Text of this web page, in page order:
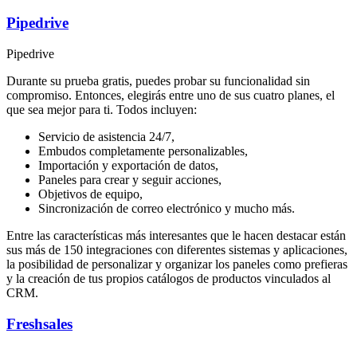
Pipedrive
Pipedrive
Durante su prueba gratis, puedes probar su funcionalidad sin
compromiso. Entonces, elegirás entre uno de sus cuatro planes, el
que sea mejor para ti. Todos incluyen:
Servicio de asistencia 24/7,
Embudos completamente personalizables,
Importación y exportación de datos,
Paneles para crear y seguir acciones,
Objetivos de equipo,
Sincronización de correo electrónico y mucho más.
Entre las características más interesantes que le hacen destacar están
sus más de 150 integraciones con diferentes sistemas y aplicaciones,
la posibilidad de personalizar y organizar los paneles como prefieras
y la creación de tus propios catálogos de productos vinculados al
CRM.
Freshsales